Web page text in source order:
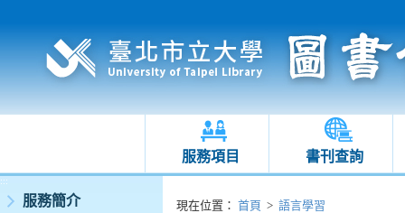
服務項目 書刊查詢
:::
服務簡介 :::現在位置 ： 首頁 > 語言學習